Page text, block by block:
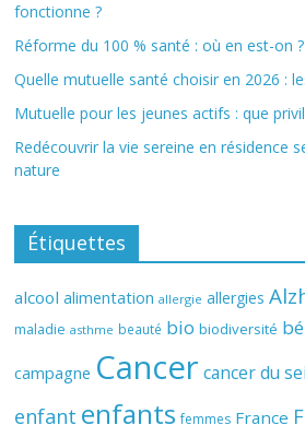
fonctionne ?
Réforme du 100 % santé : où en est-on ?
Quelle mutuelle santé choisir en 2026 :
Mutuelle pour les jeunes actifs : que
Redécouvrir la vie sereine en résidence
nature
Étiquettes
alcool alimentation allergie allergies
maladie asthme beauté bio biodiversité
campagne Cancer cancer du
enfant enfants femmes France